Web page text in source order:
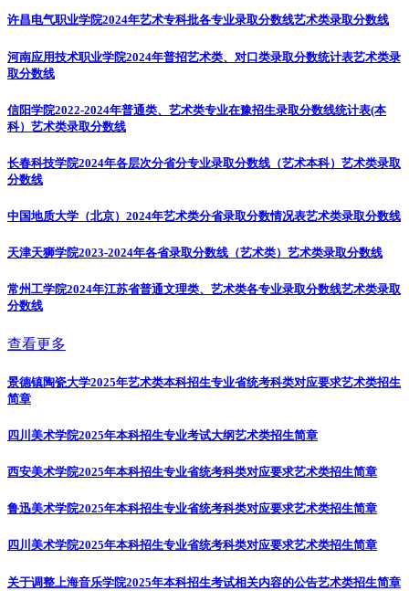
许昌电气职业学院2024年艺术专科批各专业录取分数线艺术类录取分数线
河南应用技术职业学院2024年普招艺术类、对口类录取分数统计表艺术类录
取分数线
信阳学院2022-2024年普通类、艺术类专业在豫招生录取分数线统计表(本
科） 艺术类录取分数线
长春科技学院2024年各层次分省分专业录取分数线（艺术本科） 艺术类录取
分数线
中国地质大学（北京）2024年艺术类分省录取分数情况表艺术类录取分数线
天津天狮学院2023-2024年各省录取分数线（艺术类） 艺术类录取分数线
常州工学院2024年江苏省普通文理类、艺术类各专业录取分数线艺术类录取
分数线
查看更多
景德镇陶瓷大学2025年艺术类本科招生专业省统考科类对应要求艺术类招生
简章
四川美术学院2025年本科招生专业考试大纲艺术类招生简章
西安美术学院2025年本科招生专业省统考科类对应要求艺术类招生简章
鲁迅美术学院2025年本科招生专业省统考科类对应要求艺术类招生简章
四川美术学院2025年本科招生专业省统考科类对应要求艺术类招生简章
关于调整上海音乐学院2025年本科招生考试相关内容的公告艺术类招生简章